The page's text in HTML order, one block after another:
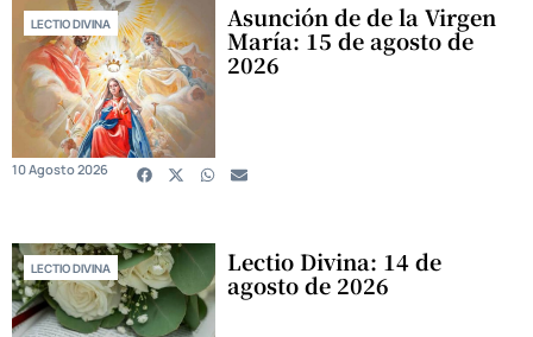
LECTIO DIVINA Asunción de de la Virgen
María: 15 de agosto de
2026
10 Agosto 2026
LECTIO DIVINA Lectio Divina: 14 de
agosto de 2026